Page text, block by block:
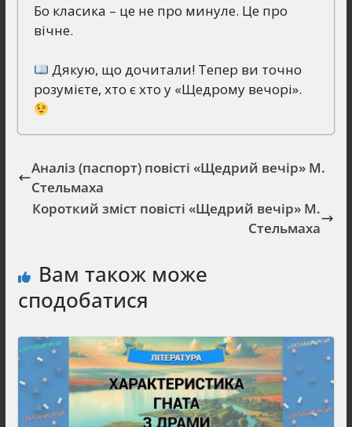
Бо класика – це не про минуле. Це про
вічне.
Дякую, що дочитали! Тепер ви точно
розумієте, хто є хто у «Щедрому вечорі».
Аналіз (паспорт) повісті «Щедрий вечір» М.
Стельмаха
Короткий зміст повісті «Щедрий вечір» М.
Стельмаха
Вам також може
сподобатися